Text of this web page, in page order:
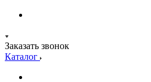
Заказать звонок
Каталог